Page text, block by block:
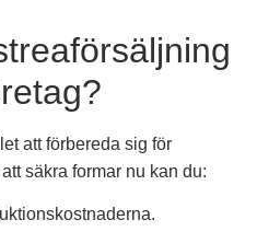
att förbereda sig för
säkra formar nu kan du: